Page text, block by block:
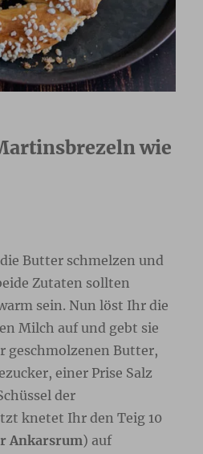
wie
Butter schmelzen und
Zutaten sollten
sein. Nun löst Ihr die
Milch auf und gebt sie
geschmolzenen Butter,
einer Prise Salz
der
knetet Ihr den Teig 10
Ankarsrum) auf